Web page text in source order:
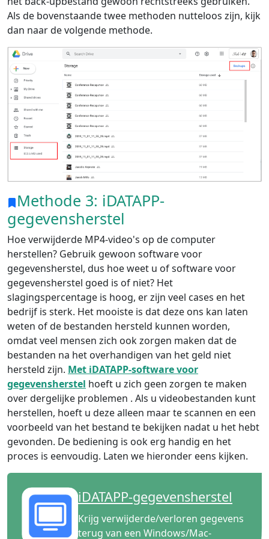
Als de bovenstaande twee methoden nutteloos zijn, kijk
dan naar de volgende methode.
Methode 3: iDATAPP-
gegevensherstel
Hoe verwijderde MP4-video's op de computer
herstellen? Gebruik gewoon software voor
gegevensherstel, dus hoe weet u of software voor
gegevensherstel goed is of niet? Het
slagingspercentage is hoog, er zijn veel cases en het
bedrijf is sterk. Het mooiste is dat deze ons kan laten
weten of de bestanden hersteld kunnen worden,
omdat veel mensen zich ook zorgen maken dat de
bestanden na het overhandigen van het geld niet
hersteld zijn. Met iDATAPP-software voor
gegevensherstel hoeft u zich geen zorgen te maken
over dergelijke problemen . Als u videobestanden kunt
herstellen, hoeft u deze alleen maar te scannen en een
voorbeeld van het bestand te bekijken nadat u het hebt
gevonden. De bediening is ook erg handig en het
proces is eenvoudig. Laten we hieronder eens kijken.
iDATAPP-gegevensherstel
Krijg verwijderde/verloren gegevens
terug van een Windows/Mac-